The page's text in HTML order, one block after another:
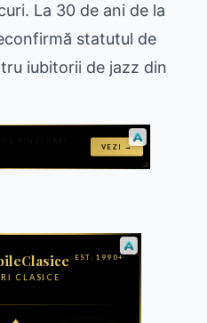
La 30 de ani de la
statutul de
iubitorii de jazz din